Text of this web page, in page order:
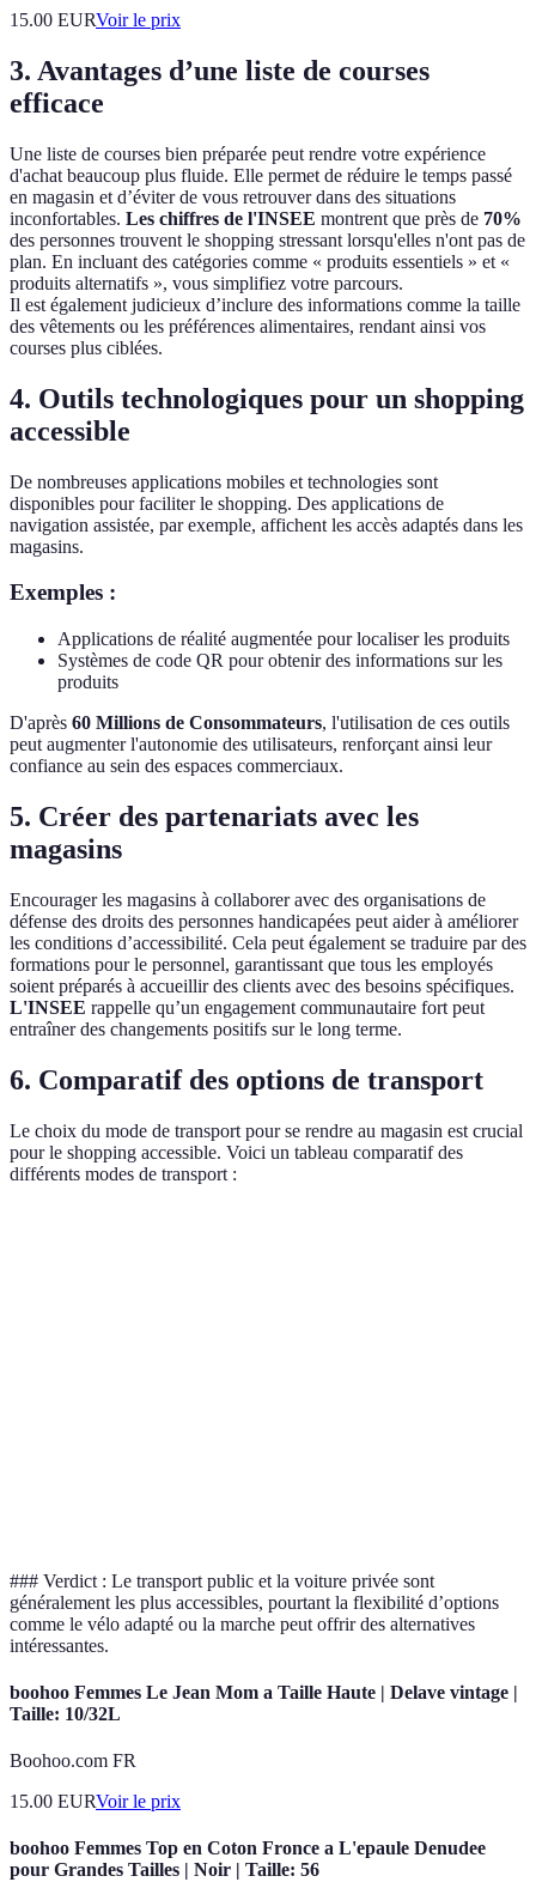
15.00 EURVoir le prix
3. Avantages d’une liste de courses
efficace
Une liste de courses bien préparée peut rendre votre expérience
d'achat beaucoup plus fluide. Elle permet de réduire le temps passé
en magasin et d’éviter de vous retrouver dans des situations
inconfortables. Les chiffres de l'INSEE montrent que près de 70%
des personnes trouvent le shopping stressant lorsqu'elles n'ont pas de
plan. En incluant des catégories comme « produits essentiels » et «
produits alternatifs », vous simplifiez votre parcours.
Il est également judicieux d’inclure des informations comme la taille
des vêtements ou les préférences alimentaires, rendant ainsi vos
courses plus ciblées.
4. Outils technologiques pour un shopping
accessible
De nombreuses applications mobiles et technologies sont
disponibles pour faciliter le shopping. Des applications de
navigation assistée, par exemple, affichent les accès adaptés dans les
magasins.
Exemples :
Applications de réalité augmentée pour localiser les produits
Systèmes de code QR pour obtenir des informations sur les
produits
D'après 60 Millions de Consommateurs, l'utilisation de ces outils
peut augmenter l'autonomie des utilisateurs, renforçant ainsi leur
confiance au sein des espaces commerciaux.
5. Créer des partenariats avec les
magasins
Encourager les magasins à collaborer avec des organisations de
défense des droits des personnes handicapées peut aider à améliorer
les conditions d’accessibilité. Cela peut également se traduire par des
formations pour le personnel, garantissant que tous les employés
soient préparés à accueillir des clients avec des besoins spécifiques.
L'INSEE rappelle qu’un engagement communautaire fort peut
entraîner des changements positifs sur le long terme.
6. Comparatif des options de transport
Le choix du mode de transport pour se rendre au magasin est crucial
pour le shopping accessible. Voici un tableau comparatif des
différents modes de transport :
### Verdict : Le transport public et la voiture privée sont
généralement les plus accessibles, pourtant la flexibilité d’options
comme le vélo adapté ou la marche peut offrir des alternatives
intéressantes.
boohoo Femmes Le Jean Mom a Taille Haute | Delave vintage |
Taille: 10/32L
Boohoo.com FR
15.00 EURVoir le prix
boohoo Femmes Top en Coton Fronce a L'epaule Denudee
pour Grandes Tailles | Noir | Taille: 56